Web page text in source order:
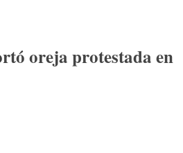
oreja protestada en